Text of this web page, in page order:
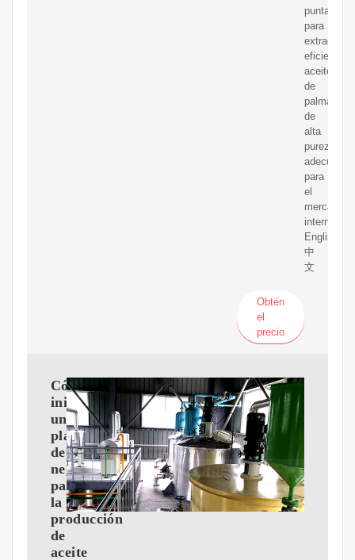
punta
para
extraer
aceite
de
palma
de
alta
pureza,
adecuado
para
el
mercado
English
中
文
Obtén
el
precio
Cómo
iniciar
un
plan
de
negocio
para
la
producción
de
aceite